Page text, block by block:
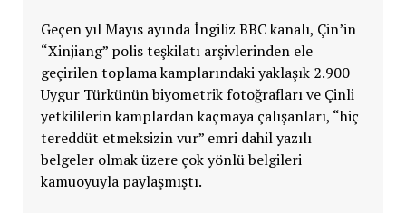
Geçen yıl Mayıs ayında İngiliz BBC kanalı, Çin’in
“Xinjiang” polis teşkilatı arşivlerinden ele
geçirilen toplama kamplarındaki yaklaşık 2.900
Uygur Türkünün biyometrik fotoğrafları ve Çinli
yetkililerin kamplardan kaçmaya çalışanları, “hiç
tereddüt etmeksizin vur” emri dahil yazılı
belgeler olmak üzere çok yönlü belgileri
kamuoyuyla paylaşmıştı.